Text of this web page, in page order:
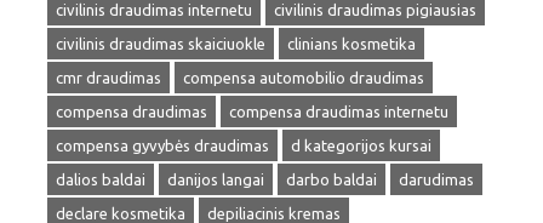
civilinis draudimas internetu
civilinis draudimas pigiausias
civilinis draudimas skaiciuokle
clinians kosmetika
cmr draudimas
compensa automobilio draudimas
compensa draudimas
compensa draudimas internetu
compensa gyvybės draudimas
d kategorijos kursai
dalios baldai
danijos langai darbo baldai
darudimas
declare kosmetika
depiliacinis kremas